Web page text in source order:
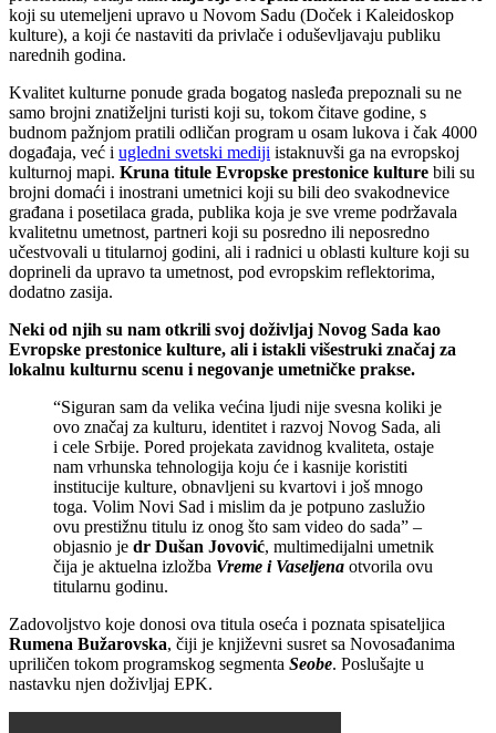
koji su utemeljeni upravo u Novom Sadu (Doček i Kaleidoskop
kulture), a koji će nastaviti da privlače i oduševljavaju publiku
narednih godina.
Kvalitet kulturne ponude grada bogatog nasleđa prepoznali su ne
samo brojni znatiželjni turisti koji su, tokom čitave godine, s
budnom pažnjom pratili odličan program u osam lukova i čak 4000
događaja, već i ugledni svetski mediji istaknuvši ga na evropskoj
kulturnoj mapi. Kruna titule Evropske prestonice kulture bili su
brojni domaći i inostrani umetnici koji su bili deo svakodnevice
građana i posetilaca grada, publika koja je sve vreme podržavala
kvalitetnu umetnost, partneri koji su posredno ili neposredno
učestvovali u titularnoj godini, ali i radnici u oblasti kulture koji su
doprineli da upravo ta umetnost, pod evropskim reflektorima,
dodatno zasija.
Neki od njih su nam otkrili svoj doživljaj Novog Sada kao
Evropske prestonice kulture, ali i istakli višestruki značaj za
lokalnu kulturnu scenu i negovanje umetničke prakse.
“Siguran sam da velika većina ljudi nije svesna koliki je
ovo značaj za kulturu, identitet i razvoj Novog Sada, ali
i cele Srbije. Pored projekata zavidnog kvaliteta, ostaje
nam vrhunska tehnologija koju će i kasnije koristiti
institucije kulture, obnavljeni su kvartovi i još mnogo
toga. Volim Novi Sad i mislim da je potpuno zaslužio
ovu prestižnu titulu iz onog što sam video do sada” –
objasnio je dr Dušan Jovović, multimedijalni umetnik
čija je aktuelna izložba Vreme i Vaseljena otvorila ovu
titularnu godinu.
Zadovoljstvo koje donosi ova titula oseća i poznata spisateljica
Rumena Bužarovska, čiji je književni susret sa Novosađanima
upriličen tokom programskog segmenta Seobe. Poslušajte u
nastavku njen doživljaj EPK.